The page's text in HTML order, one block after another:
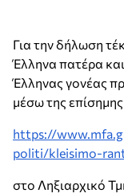
Για την δήλωση
Έλληνα πατέρα
Έλληνας γονέας
μέσω της
https://
politi/kleisimo-
στο Ληξιαρχικό